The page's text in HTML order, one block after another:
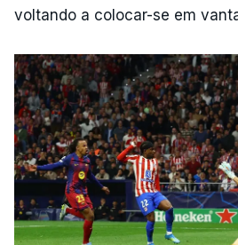
voltando a colocar-se em